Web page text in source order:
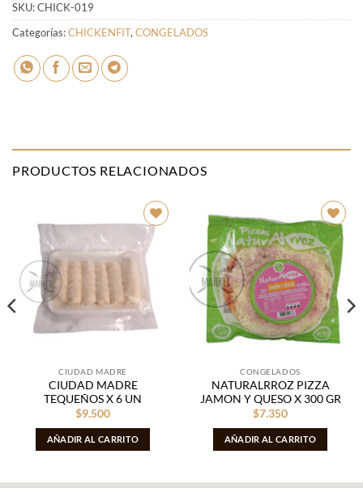
SKU:CHICK-019
Categorías:CHICKENFIT,CONGELADOS
PRODUCTOS RELACIONADOS
Añadir
a la
deseos
CIUDAD MADRE
CIUDAD MADRE
TEQUEÑOS X 6 UN
$9.500
AÑADIR AL CARRITO
Añadir
a la
lista de
deseos
CONGELADOS
NATURALRROZ PIZZA
JAMON Y QUESO X 300 GR
$7.350
AÑADIR AL CARRITO